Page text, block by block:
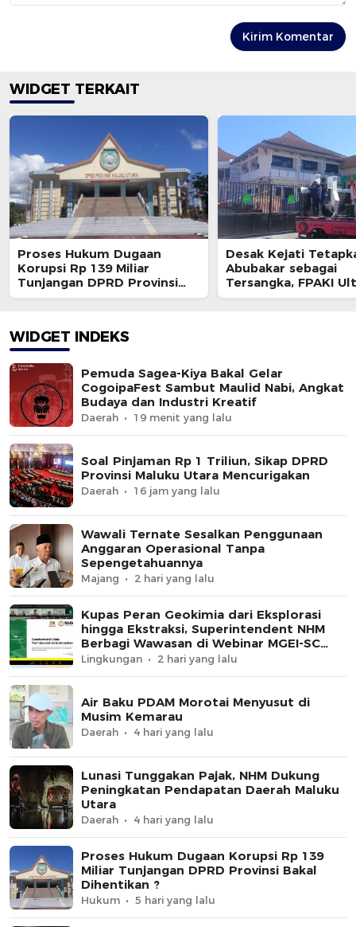
WIDGET TERKAIT
Proses Hukum Dugaan
Korupsi Rp 139 Miliar
Tunjangan DPRD Provinsi
Bakal Dihentikan ?
Desak Kejati
Abubakar sebagai
Tersangka, FPAKI
Kajati dan BPK
WIDGET INDEKS
Pemuda Sagea-Kiya Bakal Gelar
CogoipaFest Sambut Maulid Nabi, Angkat
Budaya dan Industri Kreatif
Daerah 19 menit yang lalu
Soal Pinjaman Rp 1 Triliun, Sikap DPRD
Provinsi Maluku Utara Mencurigakan
Daerah 16 jam yang lalu
Wawali Ternate Sesalkan Penggunaan
Anggaran Operasional Tanpa
Sepengetahuannya
Majang 2 hari yang lalu
Kupas Peran Geokimia dari Eksplorasi
hingga Ekstraksi, Superintendent NHM
Berbagi Wawasan di Webinar MGEI-SC
UNG
Lingkungan 2 hari yang lalu
Air Baku PDAM Morotai Menyusut di
Musim Kemarau
Daerah 4 hari yang lalu
Lunasi Tunggakan Pajak, NHM Dukung
Peningkatan Pendapatan Daerah Maluku
Utara
Daerah 4 hari yang lalu
Proses Hukum Dugaan Korupsi Rp 139
Miliar Tunjangan DPRD Provinsi Bakal
Dihentikan ?
Hukum 5 hari yang lalu